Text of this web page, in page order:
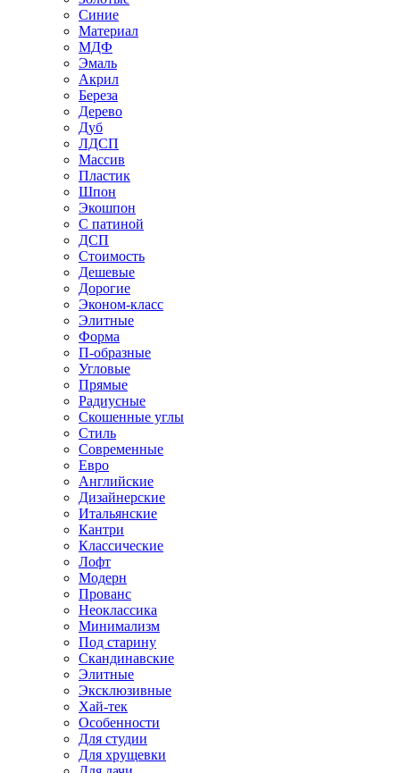
Синие
Материал
МДФ
Эмаль
Акрил
Береза
Дерево
Дуб
ЛДСП
Массив
Пластик
Шпон
Экошпон
С патиной
ДСП
Стоимость
Дешевые
Дорогие
Эконом-класс
Элитные
Форма
П-образные
Угловые
Прямые
Радиусные
Скошенные углы
Стиль
Современные
Евро
Английские
Дизайнерские
Итальянские
Кантри
Классические
Лофт
Модерн
Прованс
Неоклассика
Минимализм
Под старину
Скандинавские
Элитные
Эксклюзивные
Хай-тек
Особенности
Для студии
Для хрущевки